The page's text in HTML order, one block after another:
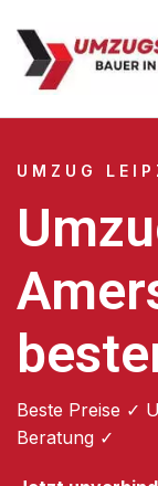
UMZUG
Beste Preise ✓
Beratung ✓